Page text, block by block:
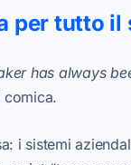
per tutto il
has always
comica.
i sistemi